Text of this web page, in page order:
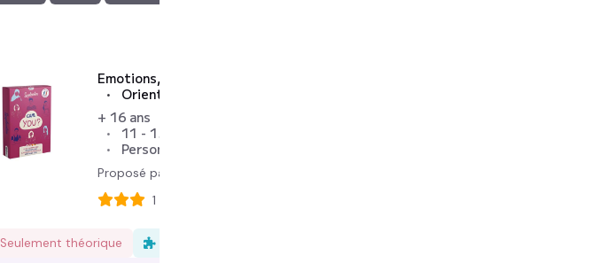
Emotions, sensations
Orientation sexuelle
+ 16 ans
11 - 15 ans
Personnes à besoins spécifiques
Proposé par :
1
Seulement théorique